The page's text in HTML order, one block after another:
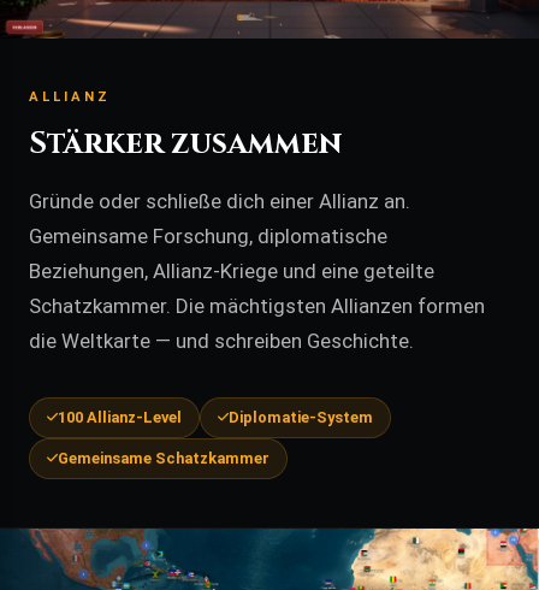
ALLIANZ
Stärker zusammen
Gründe oder schließe dich einer Allianz an.
Gemeinsame Forschung, diplomatische
Beziehungen, Allianz-Kriege und eine geteilte
Schatzkammer. Die mächtigsten Allianzen formen
die Weltkarte — und schreiben Geschichte.
100 Allianz-Level Diplomatie-System
Gemeinsame Schatzkammer